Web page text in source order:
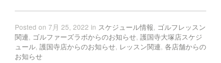
Posted on 7月 25, 2022 in スケジュール情報, ゴルフレッスン
関連, ゴルファーズラボからのお知らせ, 護国寺大塚店スケジ
ュール, 護国寺店からのお知らせ, レッスン関連, 各店舗からの
お知らせ